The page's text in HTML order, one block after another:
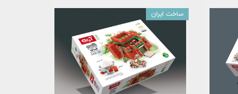
ساخت ایران